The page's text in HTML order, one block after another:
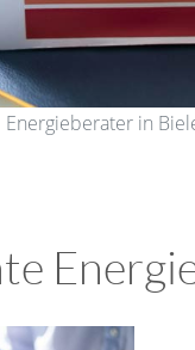
Energieberater in